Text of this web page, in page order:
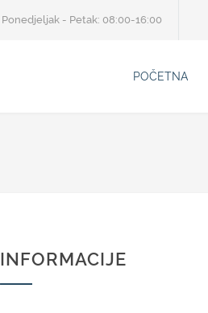
Ponedjeljak - Petak: 08:00-16:00
POČETNA
INFORMACIJE